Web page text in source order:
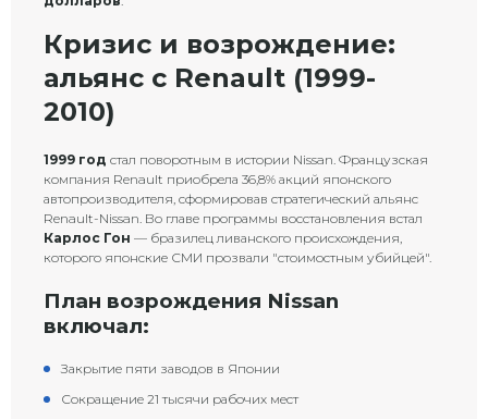
Кризис и возрождение:
альянс с Renault (1999-
2010)
1999 год стал поворотным в истории Nissan. Французская
компания Renault приобрела 36,8% акций японского
автопроизводителя, сформировав стратегический альянс
Renault-Nissan. Во главе программы восстановления встал
Карлос Гон — бразилец ливанского происхождения,
которого японские СМИ прозвали "стоимостным убийцей".
План возрождения Nissan
включал:
Закрытие пяти заводов в Японии
Сокращение 21 тысячи рабочих мест